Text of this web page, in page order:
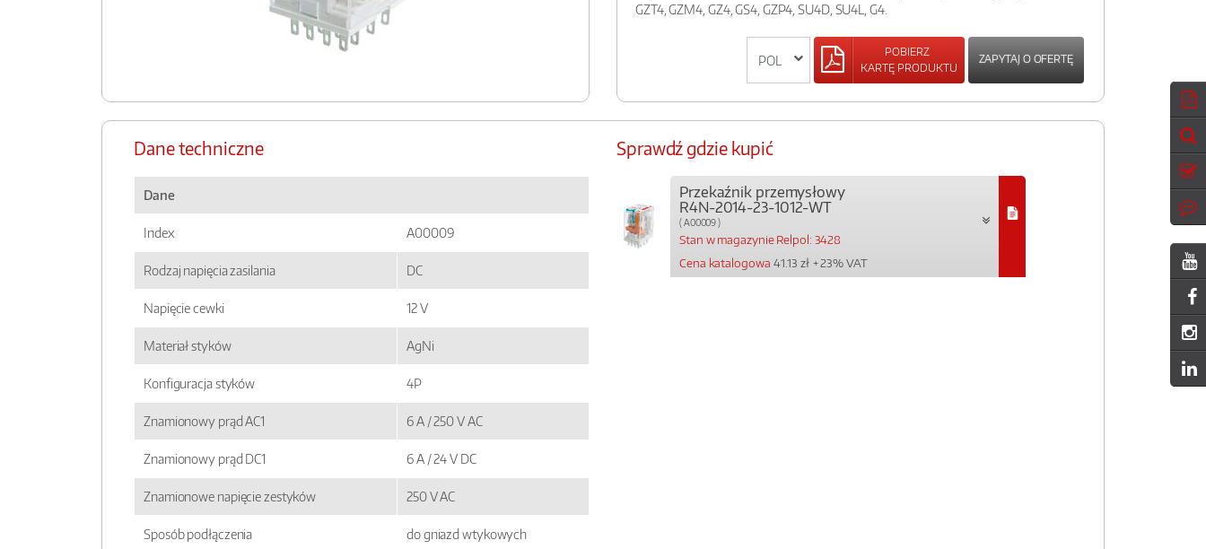
GZT4, GZM4, GZ4, GS4, GZP4, SU4D, SU4L, G4.
POBIERZ
KARTĘ PRODUKTU
ZAPYTAJ O OFERTĘ
Dane techniczne
Dane
Index A00009
Rodzaj napięcia zasilania DC
Napięcie cewki 12 V
Materiał styków AgNi
Konfiguracja styków 4P
Znamionowy prąd AC1 6 A / 250 V AC
Znamionowy prąd DC1 6 A / 24 V DC
Znamionowe napięcie zestyków 250 V AC
Sposób podłączenia do gniazd wtykowych
Sprawdź gdzie kupić
Przekaźnik przemysłowy
R4N-2014-23-1012-WT
( A00009 )
Stan w magazynie Relpol: 3428
Cena katalogowa 41.13 zł + 23% VAT